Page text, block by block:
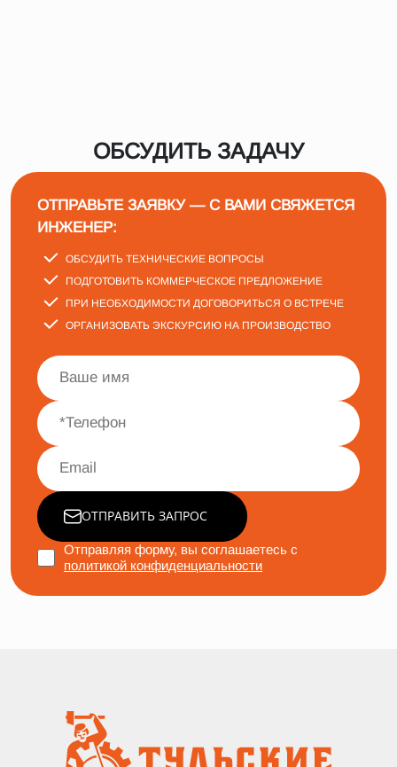
ОБСУДИТЬ ЗАДАЧУ
ОТПРАВЬТЕ ЗАЯВКУ — С ВАМИ СВЯЖЕТСЯ
ИНЖЕНЕР:
ОБСУДИТЬ ТЕХНИЧЕСКИЕ ВОПРОСЫ
ПОДГОТОВИТЬ КОММЕРЧЕСКОЕ ПРЕДЛОЖЕНИЕ
ПРИ НЕОБХОДИМОСТИ ДОГОВОРИТЬСЯ О ВСТРЕЧЕ
ОРГАНИЗОВАТЬ ЭКСКУРСИЮ НА ПРОИЗВОДСТВО
ОТПРАВИТЬ ЗАПРОС
Отправляя форму, вы соглашаетесь с
политикой конфиденциальности